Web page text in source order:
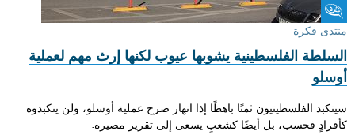
منتدى فكرة
منتدى فكرة
السلطة الفلسطينية يشوبها عيوب لكنها إرث مهم لعملية
أوسلو
سيتكبد الفلسطينيون ثمنًا باهظًا إذا انهار صرح عملية أوسلو، ولن يتكبدوه
كأفرادٍ فحسب، بل أيضًا كشعبٍ يسعى إلى تقرير مصيره.